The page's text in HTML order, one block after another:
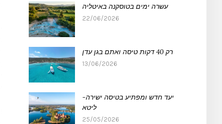
עשרה ימים בטוסקנה באיטליה
22/06/2026
רק 40 דקות טיסה ואתם בגן עדן
13/06/2026
יעד חדש ומפתיע בטיסה ישירה-
ליטא
25/05/2026